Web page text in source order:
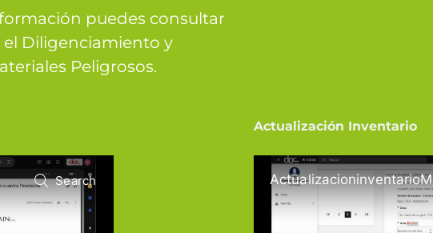
puedes consultar
Diligenciamiento y
Peligrosos.
Actualización Inventario